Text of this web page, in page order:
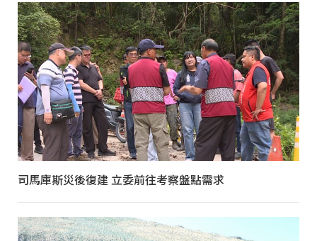
司馬庫斯災後復建 立委前往考察盤點需求